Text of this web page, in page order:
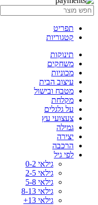
תפריט
קטגוריות
תינוקות
משחקים
מכוניות
עיצוב הבית
מטבח ובישול
מקלחת
על גלגלים
צעצועי עץ
גמילה
יצירה
הרכבה
לפי גיל
גילאי 0-2
גילאי 2-5
גילאי 5-8
גילאי 8-13
גילאי 13+